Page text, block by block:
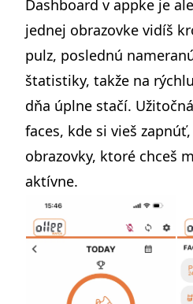
Dashboard v appke je
jednej obrazovke vidíš
pulz, poslednú
štatistiky, takže na
dňa úplne stačí.
faces, kde si vieš
obrazovky, ktoré chceš
aktívne.